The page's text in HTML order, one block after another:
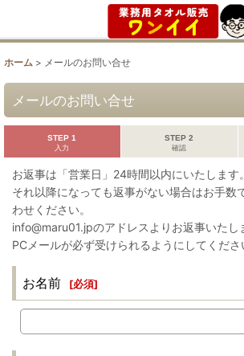
ホーム > メールのお問い合せ
メールのお問い合せ
STEP 1
入力
STEP 2
確認
お返事は「営業日」24時間以内にいたします。
それ以降になっても返事がない場合はお手数
わせください。
info@maru01.jpのアドレスよりお返事いたし
PCメールが必ず受けられるようにしてくださ
お名前 [必須]